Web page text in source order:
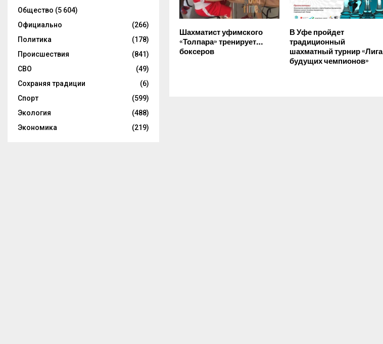
Шахматист уфимского
«Толпара» тренирует…
боксеров
В Уфе пройдет
традиционный
шахматный турнир «Лига
будущих чемпионов»
Общество (5 604)
Официально
(266)
Политика
(178)
Происшествия
(841)
СВО
(49)
Сохраняя традиции
(6)
Спорт
(599)
Экология
(488)
Экономика
(219)